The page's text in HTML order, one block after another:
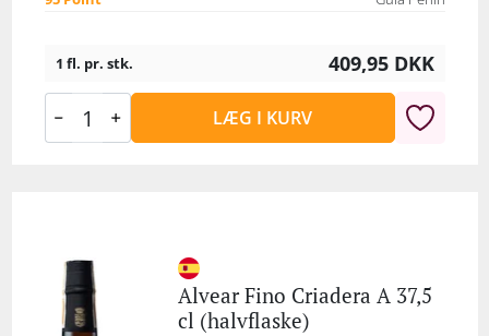
1 fl. pr. stk. 409,95 DKK
LÆG I KURV
Alvear Fino Criadera A 37,5
cl (halvflaske)